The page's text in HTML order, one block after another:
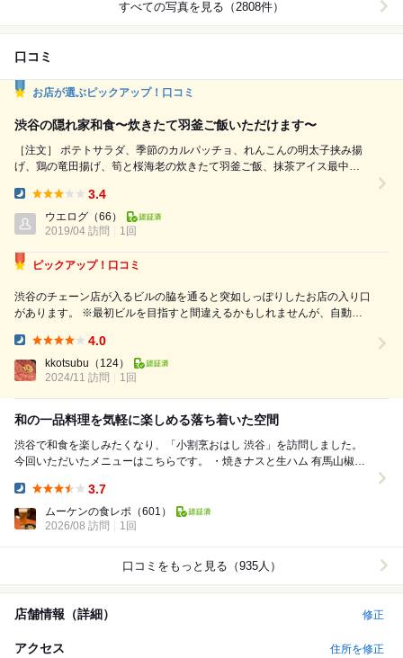
すべての写真を見る（2808件）
口コミ
お店が選ぶピックアップ！口コミ
渋谷の隠れ家和食〜炊きたて羽釜ご飯いただけます〜
［注文］ ポテトサラダ、季節のカルパッチョ、れんこんの明太子挟み揚
げ、鶏の竜田揚げ、筍と桜海老の炊きたて羽釜ご飯、抹茶アイス最中
などにあるようです。 日本食で創作のような料理もあります。静かな雰
囲気で、個室などもあるので会食から友達と飲み会など色々な使い方がで
3.4
ウエログ （66）
2019/04 訪問
1回
ピックアップ！口コミ
渋谷のチェーン店が入るビルの脇を通ると突如しっぽりしたお店の入り口
があります。 ※最初ビルを目指すと間違えるかもしれませんが、自動ド
ように静かな小料理屋の店構えが迎えてくれます。 静かで落ち着いた雰
囲気◎、お料理もどれも...
4.0
kkotsubu （124）
2024/11 訪問
1回
和の一品料理を気軽に楽しめる落ち着いた空間
渋谷で和食を楽しみたくなり、「小割烹おはし 渋谷」を訪問しました。
今回いただいたメニューはこちらです。 ・焼きナスと生ハム 有馬山椒オ
3.7
ムーケンの食レポ （601）
2026/08 訪問
1回
口コミをもっと見る（935人）
店舗情報（詳細） 修正
アクセス 住所を修正